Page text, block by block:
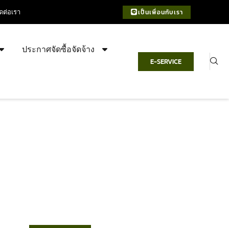
ต่อเรา เป็นเพื่อนกับเรา
ประกาศจัดซื้อจัดจ้าง
E-SERVICE